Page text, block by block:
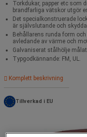
Torkdukar, papper etc som
brandfarliga vätskor utgör
Det specialkonstruerade
är självslutande och
Behållarens runda form
avledande av värme och
Galvaniserat stålhölje
Typgodkännande: FM, UL.
Komplett beskrivning
Tillverkad i EU